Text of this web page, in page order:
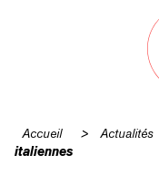
Accueil > Actualités
italiennes